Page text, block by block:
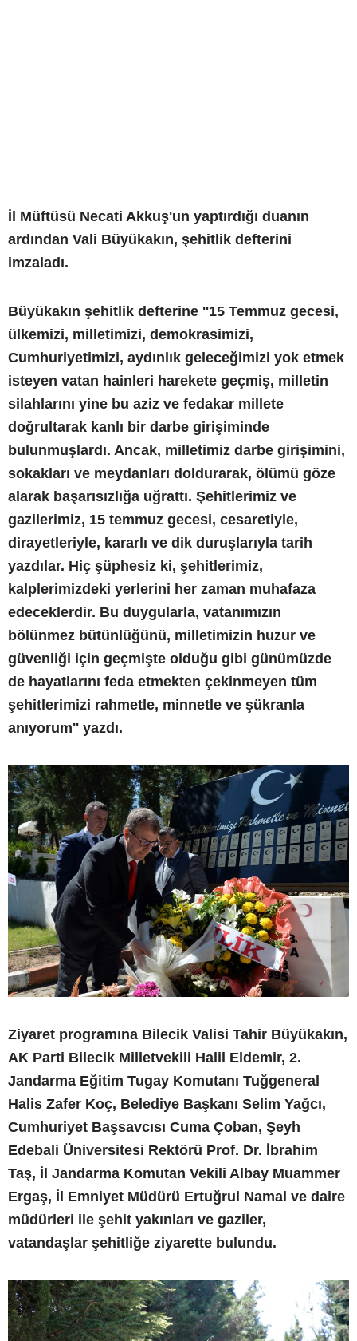
İl Müftüsü Necati Akkuş'un yaptırdığı duanın
ardından Vali Büyükakın, şehitlik defterini
imzaladı.
Büyükakın şehitlik defterine ''15 Temmuz gecesi,
ülkemizi, milletimizi, demokrasimizi,
Cumhuriyetimizi, aydınlık geleceğimizi yok etmek
isteyen vatan hainleri harekete geçmiş, milletin
silahlarını yine bu aziz ve fedakar millete
doğrultarak kanlı bir darbe girişiminde
bulunmuşlardı. Ancak, milletimiz darbe girişimini,
sokakları ve meydanları doldurarak, ölümü göze
alarak başarısızlığa uğrattı. Şehitlerimiz ve
gazilerimiz, 15 temmuz gecesi, cesaretiyle,
dirayetleriyle, kararlı ve dik duruşlarıyla tarih
yazdılar. Hiç şüphesiz ki, şehitlerimiz,
kalplerimizdeki yerlerini her zaman muhafaza
edeceklerdir. Bu duygularla, vatanımızın
bölünmez bütünlüğünü, milletimizin huzur ve
güvenliği için geçmişte olduğu gibi günümüzde
de hayatlarını feda etmekten çekinmeyen tüm
şehitlerimizi rahmetle, minnetle ve şükranla
anıyorum'' yazdı.
Ziyaret programına Bilecik Valisi Tahir Büyükakın,
AK Parti Bilecik Milletvekili Halil Eldemir, 2.
Jandarma Eğitim Tugay Komutanı Tuğgeneral
Halis Zafer Koç, Belediye Başkanı Selim Yağcı,
Cumhuriyet Başsavcısı Cuma Çoban, Şeyh
Edebali Üniversitesi Rektörü Prof. Dr. İbrahim
Taş, İl Jandarma Komutan Vekili Albay Muammer
Ergaş, İl Emniyet Müdürü Ertuğrul Namal ve daire
müdürleri ile şehit yakınları ve gaziler,
vatandaşlar şehitliğe ziyarette bulundu.